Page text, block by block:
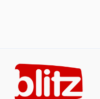
content